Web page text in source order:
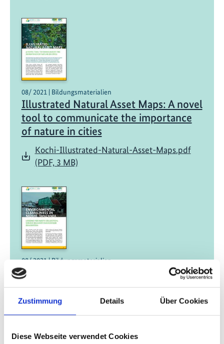
Zustimmung Details Über Cookies
Diese Webseite verwendet Cookies
08/ 2021 | Bildungsmaterialien
Illustrated Natural Asset Maps: A novel
tool to communicate the importance
of nature in cities
Kochi-Illustrated-Natural-Asset-Maps.pdf
(PDF, 3 MB)
08/ 2021 | Bildungsmaterialien
Environmental Cleanliness in Moshi:
Lessons for waste collection, service
delivery and revenue generation
Englisch (externer Link)